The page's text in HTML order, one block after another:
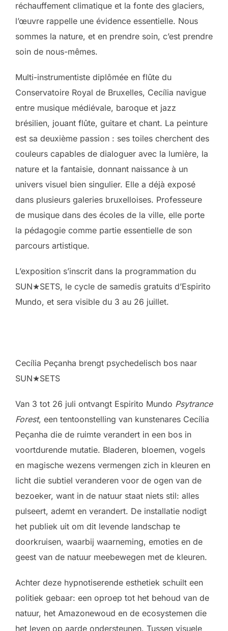
réchauffement climatique et la fonte des glaciers,
l’œuvre rappelle une évidence essentielle. Nous
sommes la nature, et en prendre soin, c’est prendre
soin de nous-mêmes.
Multi-instrumentiste diplômée en flûte du
Conservatoire Royal de Bruxelles, Cecília navigue
entre musique médiévale, baroque et jazz
brésilien, jouant flûte, guitare et chant. La peinture
est sa deuxième passion : ses toiles cherchent des
couleurs capables de dialoguer avec la lumière, la
nature et la fantaisie, donnant naissance à un
univers visuel bien singulier. Elle a déjà exposé
dans plusieurs galeries bruxelloises. Professeure
de musique dans des écoles de la ville, elle porte
la pédagogie comme partie essentielle de son
parcours artistique.
L’exposition s’inscrit dans la programmation du
SUN★SETS, le cycle de samedis gratuits d’Espirito
Mundo, et sera visible du 3 au 26 juillet.
Cecília Peçanha brengt psychedelisch bos naar
SUN★SETS
Van 3 tot 26 juli ontvangt Espirito Mundo Psytrance
Forest, een tentoonstelling van kunstenares Cecília
Peçanha die de ruimte verandert in een bos in
voortdurende mutatie. Bladeren, bloemen, vogels
en magische wezens vermengen zich in kleuren en
licht die subtiel veranderen voor de ogen van de
bezoeker, want in de natuur staat niets stil: alles
pulseert, ademt en verandert. De installatie nodigt
het publiek uit om dit levende landschap te
doorkruisen, waarbij waarneming, emoties en de
geest van de natuur meebewegen met de kleuren.
Achter deze hypnotiserende esthetiek schuilt een
politiek gebaar: een oproep tot het behoud van de
natuur, het Amazonewoud en de ecosystemen die
het leven op aarde ondersteunen. Tussen visuele